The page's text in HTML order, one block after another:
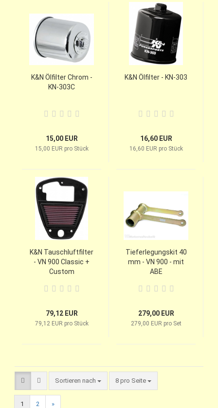
K&N Ölfilter Chrom -
KN-303C
15,00 EUR
15,00 EUR pro Stück
K&N Ölfilter - KN-303
16,60 EUR
16,60 EUR pro Stück
K&N Tauschluftfilter
- VN 900 Classic +
Custom
79,12 EUR
79,12 EUR pro Stück
Tieferlegungskit 40
mm - VN 900 - mit
ABE
279,00 EUR
279,00 EUR pro Set
Sortieren nach 8 pro Seite
1 2 »